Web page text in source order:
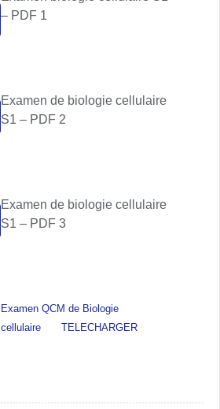
– PDF 1
Examen de biologie cellulaire
S1 – PDF 2
Examen de biologie cellulaire
S1 – PDF 3
Examen QCM de Biologie
cellulaire
TELECHARGER